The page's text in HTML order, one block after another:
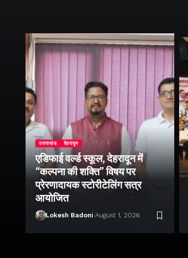
उत्तराखंड देहरादून
एडिफाई वर्ल्ड स्कूल, देहरादून में
“कल्पना की शक्ति” विषय पर
प्रेरणादायक स्टोरीटेलिंग सत्र
आयोजित
Lokesh Badoni August 1, 2026